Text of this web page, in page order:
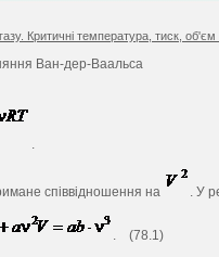
Критичні температура, тиск,
Ван-дер-Ваальса
.
співвідношення на . У
. (78.1)